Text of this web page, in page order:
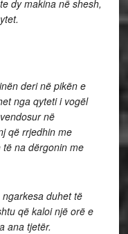
dy makina në shesh,
deri në pikën e
nga qyteti i vogël
në
që rrjedhin me
na dërgonin me
duhet të
që kaloi një orë e
ana tjetër.